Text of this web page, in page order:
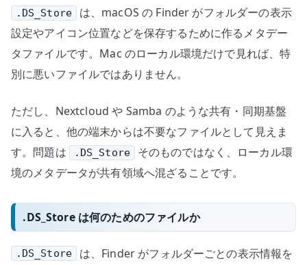
デ
ー
を
ど
扱
う
か
へ
.DS_Store
は、macOS の Finder がフォルダーの表示
設定やアイコン位置などを保存するために作るメタデー
タファイルです。Mac のローカル環境だけで見れば、特
別に悪いファイルではありません。
ただし、Nextcloud や Samba のような共有・同期基盤
に入ると、他の端末からは不要なファイルとして見えま
す。問題は
.DS_Store
そのものではなく、ローカル環
境のメタデータが共有領域へ混ざることです。
.DS_Store は何のためのファイルか
.DS_Store
は、Finder がフォルダーごとの表示情報を